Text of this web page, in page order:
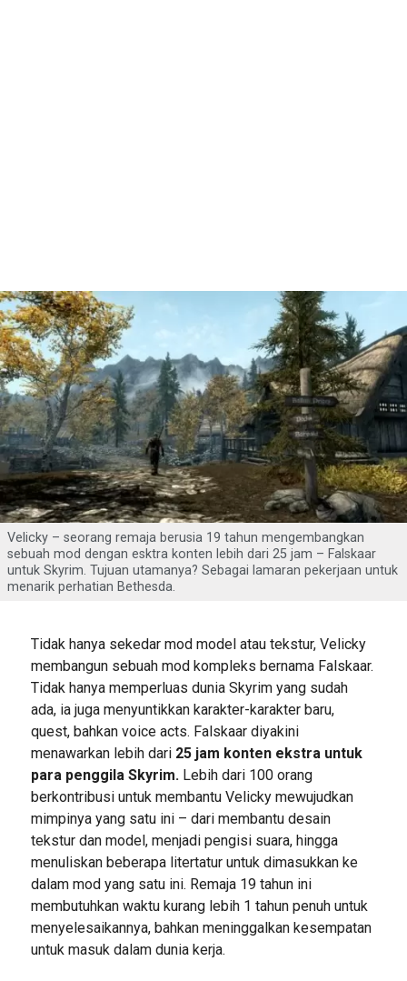
Velicky – seorang remaja berusia 19 tahun mengembangkan
sebuah mod dengan esktra konten lebih dari 25 jam – Falskaar
untuk Skyrim. Tujuan utamanya? Sebagai lamaran pekerjaan untuk
menarik perhatian Bethesda.
Tidak hanya sekedar mod model atau tekstur, Velicky
membangun sebuah mod kompleks bernama Falskaar.
Tidak hanya memperluas dunia Skyrim yang sudah
ada, ia juga menyuntikkan karakter-karakter baru,
quest, bahkan voice acts. Falskaar diyakini
menawarkan lebih dari 25 jam konten ekstra untuk
para penggila Skyrim. Lebih dari 100 orang
berkontribusi untuk membantu Velicky mewujudkan
mimpinya yang satu ini – dari membantu desain
tekstur dan model, menjadi pengisi suara, hingga
menuliskan beberapa litertatur untuk dimasukkan ke
dalam mod yang satu ini. Remaja 19 tahun ini
membutuhkan waktu kurang lebih 1 tahun penuh untuk
menyelesaikannya, bahkan meninggalkan kesempatan
untuk masuk dalam dunia kerja.